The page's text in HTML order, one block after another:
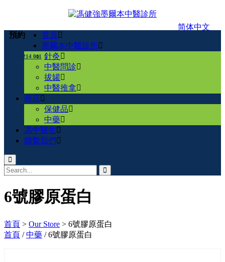
預約
0432 214 011
简体中文
首頁
墨爾本中醫診所
針灸
中醫問診
拔罐
中醫推拿
商店
保健品
中藥
馮中醫生
聯繫我們
6號膠原蛋白
首頁 > Our Store > 6號膠原蛋白
首頁 /中藥 / 6號膠原蛋白